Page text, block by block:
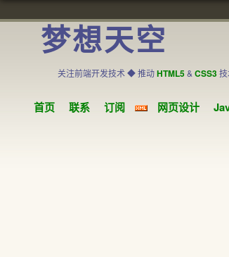
梦想天空
关注前端开发技术 ◆ 推动HTML5& CSS3技
首页 联系 订阅 网页设计